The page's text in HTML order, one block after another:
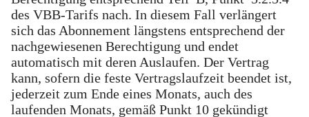
des VBB-Tarifs nach. In diesem Fall verlängert
sich das Abonnement längstens entsprechend der
nachgewiesenen Berechtigung und endet
automatisch mit deren Auslaufen. Der Vertrag
kann, sofern die feste Vertragslaufzeit beendet ist,
jederzeit zum Ende eines Monats, auch des
laufenden Monats, gemäß Punkt 10 gekündigt